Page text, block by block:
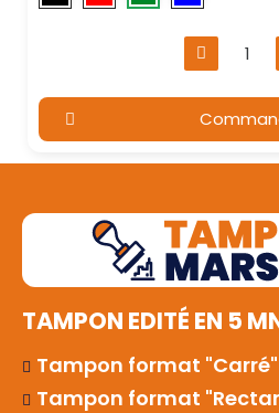
TAMPON EDITÉ EN 5
Tampon format "Carré"
Tampon format